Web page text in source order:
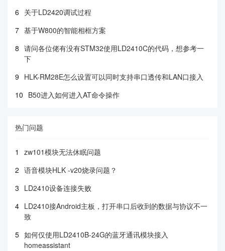
6 关于LD2420调试过程
7 基于W800的智能相框方案
8 请问各位佬有没有STM32使用LD2410C的代码，想参考一
下
9 HLK-RM28E怎么设置可以同时支持串口透传和LAN口接入
10 B50进入如何进入AT命令操作
热门问题
1
zw101模块无法休眠问题
2 语音模块HLK -v20烧录问题？
3 LD2410设备连接失败
4 LD2410接Android主板，打开串口后收到的数据与协议不一
致
5 如何仅使用LD2410B-24G的蓝牙通讯模块接入
homeassistant